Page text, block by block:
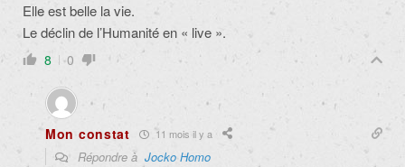
Elle est belle la vie.
Le déclin de l’Humanité en « live ».
8 0
Mon constat 11 mois il y a
Répondre à Jocko Homo